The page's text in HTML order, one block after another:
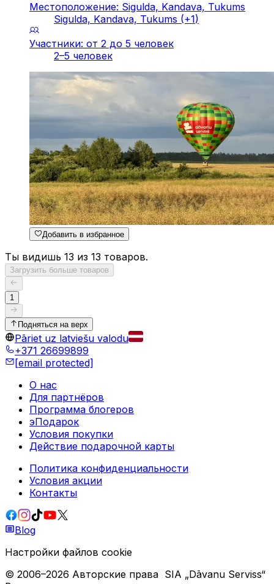
Местоположение: Sigulda, Kandava, Tukums
Sigulda, Kandava, Tukums (+1)
Участники: от 2 до 5 человек
2–5 человек
Добавить в избранное
Ты видишь 13 из 13 товаров.
Загрузить больше товаров
1
Подняться на верх
Pāriet uz latviešu valodu
+371 26699899
[email protected]
О нас
Для партнёров
Программа блогеров
эПодарок
Условия покупки
Действие подарочной карты
Политика конфиденциальности
Условия акции
Контакты
Blog
Настройки файлов cookie
© 2006–2026 Авторские права SIA „Dāvanu Serviss“